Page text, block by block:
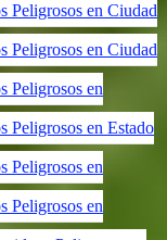
Peligrosos en Ciudad
Peligrosos en Ciudad
Peligrosos en
Peligrosos en Estado
Peligrosos en
Peligrosos en